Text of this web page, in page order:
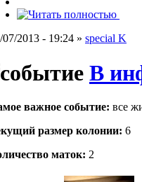
07/2013 - 19:24 » special K
В
важное событие: все
размер кoлонии: 6
маток: 2